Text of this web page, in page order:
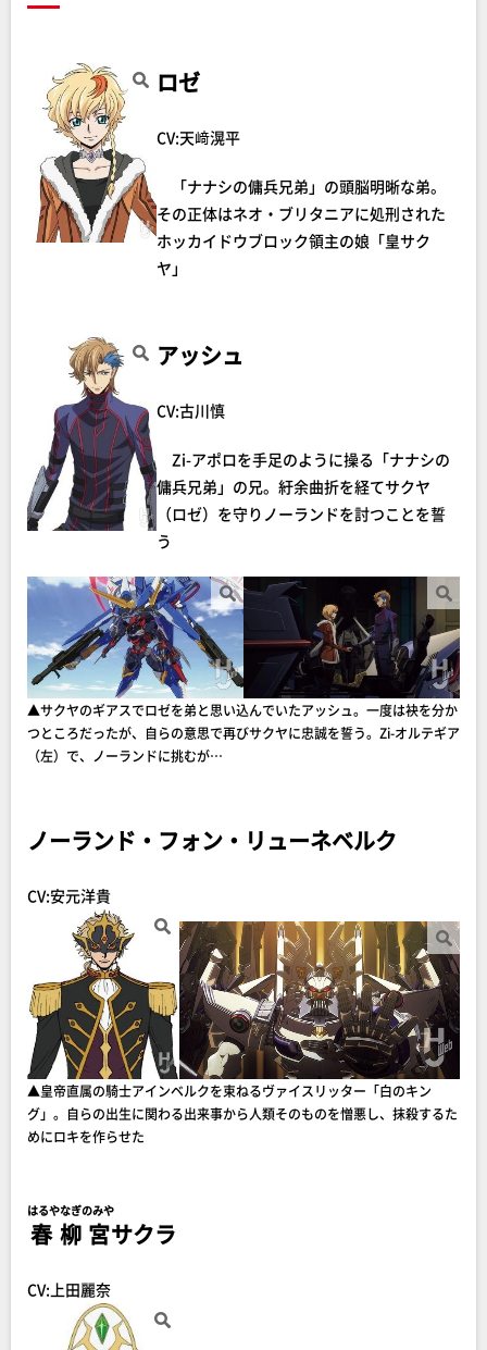
ロゼ
CV:天﨑滉平
「ナナシの傭兵兄弟」の頭脳明晰な弟。
その正体はネオ・ブリタニアに処刑された
ホッカイドウブロック領主の娘「皇サク
ヤ」
アッシュ
CV:古川慎
Zi-アポロを手足のように操る「ナナシの
傭兵兄弟」の兄。紆余曲折を経てサクヤ
（ロゼ）を守りノーランドを討つことを誓
う
▲サクヤのギアスでロゼを弟と思い込んでいたアッシュ。一度は袂を分か
つところだったが、自らの意思で再びサクヤに忠誠を誓う。Zi-オルテギア
（左）で、ノーランドに挑むが…
ノーランド・フォン・リューネベルク
CV:安元洋貴
▲皇帝直属の騎士アインベルクを束ねるヴァイスリッター「白のキン
グ」。自らの出生に関わる出来事から人類そのものを憎悪し、抹殺するた
めにロキを作らせた
春柳宮
はるやなぎのみや
サクラ
CV:上田麗奈